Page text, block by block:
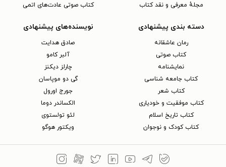
مجلهٔ معرفی و نقد کتاب
کتاب صوتی عادت‌های اتمی
دسته بندی پیشنهادی
رمان عاشقانه
کتاب‌ صوتی
نمایشنامه
کتاب جامعه شناسی
کتاب شعر
کتاب موفقیت و خودیاری
کتاب تاریخ اسلام
کتاب کودک و نوجوان
نویسنده‌های پیشنهادی
صادق هدایت
آلبر کامو
چارلز دیکنز
گی دو موپاسان
جورج اورول
الکساندر دوما
لئو تولستوی
ویکتور هوگو